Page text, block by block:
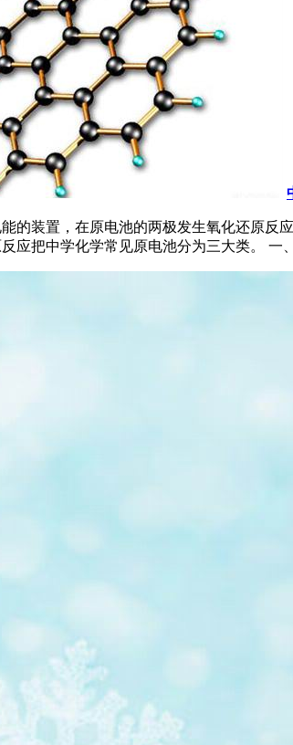
的装置，在原电池的两极发生氧化还原
应把中学化学常见原电池分为三大类。 一